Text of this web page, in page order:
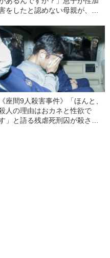
をしたと認めない母親が、逆
すぎる一言”とは
《座間9人殺害事件》「ほんと、
人の理由はおカネと性欲で
」と語る残虐死刑囚が殺さな